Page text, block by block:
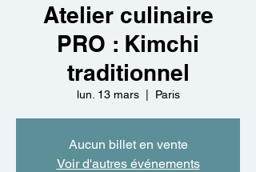
Atelier culinaire
PRO : Kimchi
traditionnel
lun. 13 mars
  |
Paris
Aucun billet en vente
Voir d'autres événements